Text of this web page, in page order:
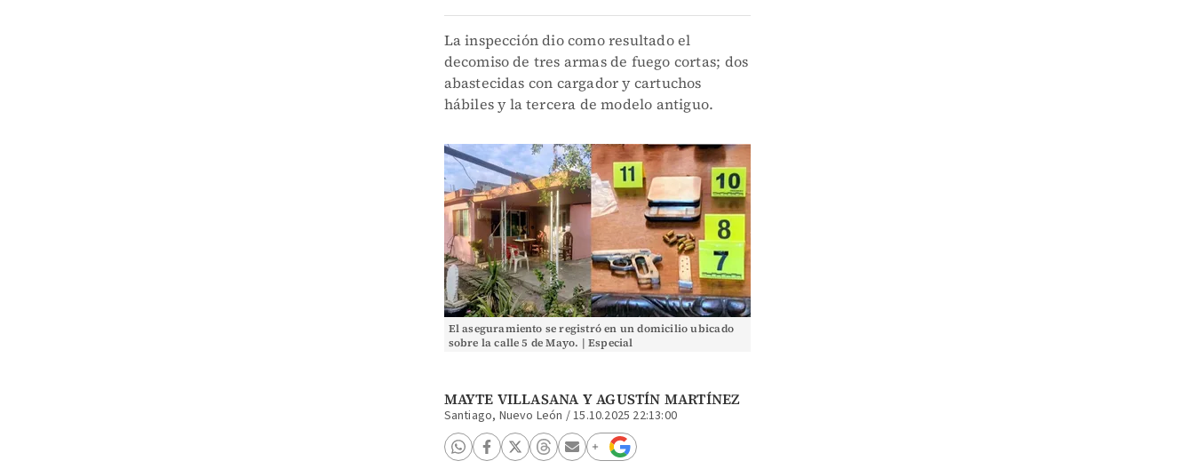
La inspección dio como resultado el
decomiso de tres armas de fuego cortas; dos
abastecidas con cargador y cartuchos
hábiles y la tercera de modelo antiguo.
El aseguramiento se registró en un domicilio ubicado
sobre la calle 5 de Mayo. | Especial
MAYTE VILLASANAYAGUSTÍN MARTÍNEZ
Santiago, Nuevo León /15.10.2025 22:13:00